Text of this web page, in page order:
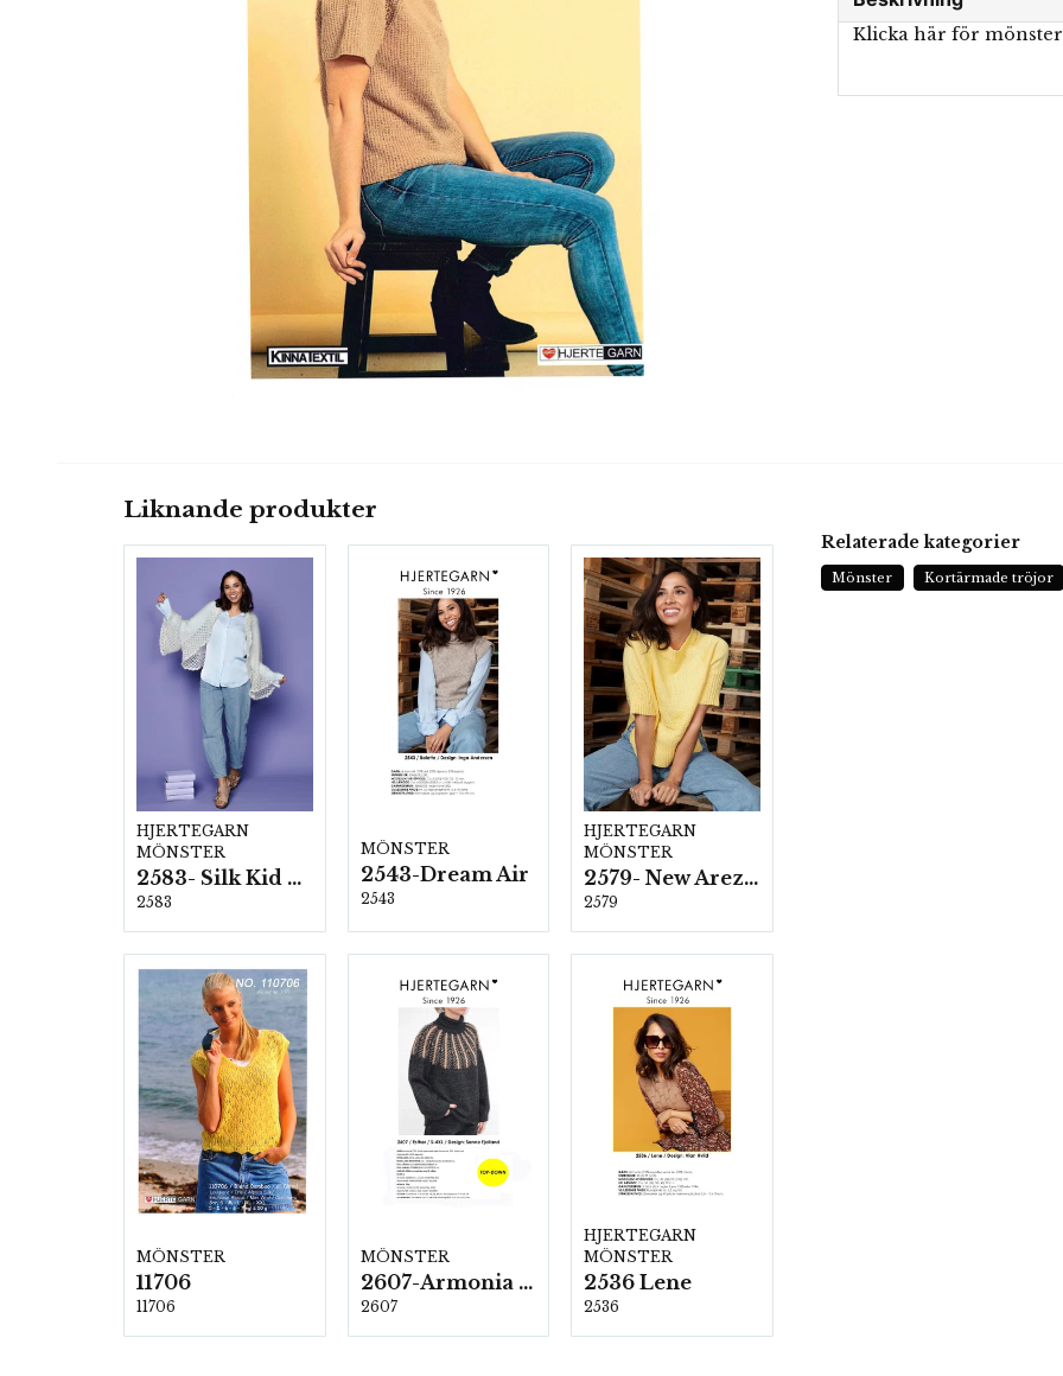
Klicka här för mönster
Liknande produkter
HJERTEGARN
MÖNSTER
2583- Silk Kid Mohair
2583
MÖNSTER
2543-Dream Air
2543
HJERTEGARN
MÖNSTER
2579- New Arezzo
2579
MÖNSTER
11706
11706
MÖNSTER
2607-Armonia och Alpaca 400
2607
HJERTEGARN
MÖNSTER
2536 Lene
2536
Relaterade kategorier
Mönster Kortärmade tröjor